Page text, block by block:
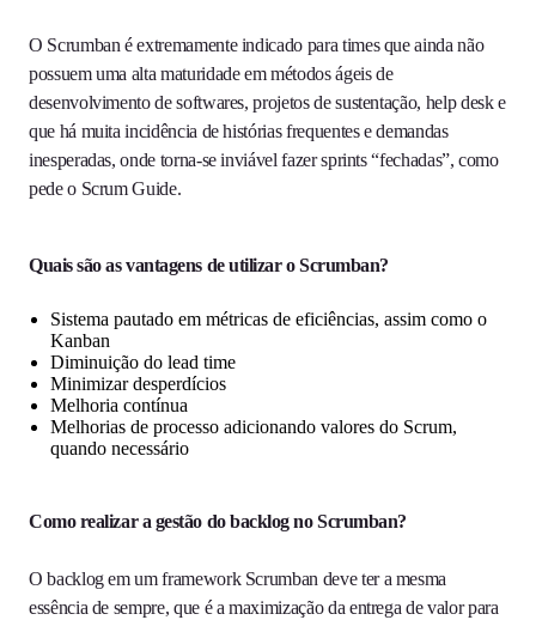
O Scrumban é extremamente indicado para times que ainda não
possuem uma alta maturidade em métodos ágeis de
desenvolvimento de softwares, projetos de sustentação, help desk e
que há muita incidência de histórias frequentes e demandas
inesperadas, onde torna-se inviável fazer sprints “fechadas”, como
pede o Scrum Guide.
Quais são as vantagens de utilizar o Scrumban?
Sistema pautado em métricas de eficiências, assim como o
Kanban
Diminuição do lead time
Minimizar desperdícios
Melhoria contínua
Melhorias de processo adicionando valores do Scrum,
quando necessário
Como realizar a gestão do backlog no Scrumban?
O backlog em um framework Scrumban deve ter a mesma
essência de sempre, que é a maximização da entrega de valor para